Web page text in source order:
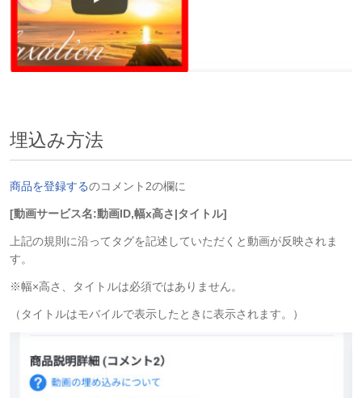
埋込み方法
商品を登録するのコメント2の欄に
[動画サービス名:動画ID,幅x高さ|タイトル]
上記の規則に沿ってタグを記述していただくと動画が反映されま
す。
※幅×高さ、タイトルは必須ではありません。
（タイトルはモバイルで表示したときに表示されます。）